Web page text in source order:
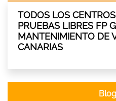
TODOS LOS
PRUEBAS LIBRES FP
MANTENIMIENTO DE
CANARIAS